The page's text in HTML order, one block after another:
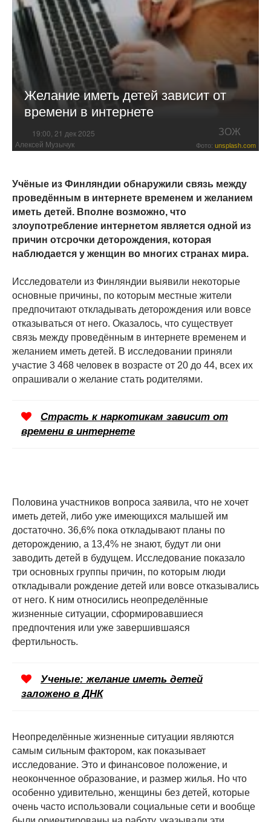
Желание иметь детей зависит от
времени в интернете
19:00, 21 дек 2025 ЗОЖ
Алексей Музычук Фото: unsplash.com
Учёные из Финляндии обнаружили связь между
проведённым в интернете временем и желанием
иметь детей. Вполне возможно, что
злоупотребление интернетом является одной из
причин отсрочки деторождения, которая
наблюдается у женщин во многих странах мира.
Исследователи из Финляндии выявили некоторые
основные причины, по которым местные жители
предпочитают откладывать деторождения или вовсе
отказываться от него. Оказалось, что существует
связь между проведённым в интернете временем и
желанием иметь детей. В исследовании приняли
участие 3 468 человек в возрасте от 20 до 44, всех их
опрашивали о желание стать родителями.
Страсть к наркотикам зависит от
времени в интернете
Половина участников вопроса заявила, что не хочет
иметь детей, либо уже имеющихся малышей им
достаточно. 36,6% пока откладывают планы по
деторождению, а 13,4% не знают, будут ли они
заводить детей в будущем. Исследование показало
три основных группы причин, по которым люди
откладывали рождение детей или вовсе отказывались
от него. К ним относились неопределённые
жизненные ситуации, сформировавшиеся
предпочтения или уже завершившаяся
фертильность.
Ученые: желание иметь детей
заложено в ДНК
Неопределённые жизненные ситуации являются
самым сильным фактором, как показывает
исследование. Это и финансовое положение, и
неоконченное образование, и размер жилья. Но что
особенно удивительно, женщины без детей, которые
очень часто использовали социальные сети и вообще